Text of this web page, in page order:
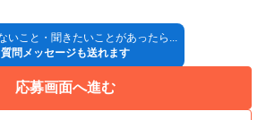
場合もございますので、ご了承ください。
いこと・聞きたいことがあったら...
質問メッセージも送れます
応募画面へ進む